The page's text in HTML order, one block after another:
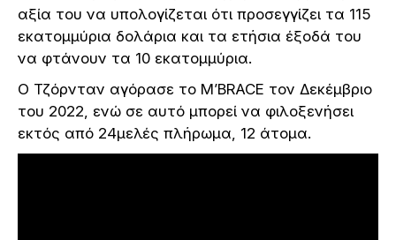
αξία του να υπολογίζεται ότι προσεγγίζει τα 115
εκατομμύρια δολάρια και τα ετήσια έξοδά του
να φτάνουν τα 10 εκατομμύρια.
Ο Τζόρνταν αγόρασε το M’BRACE τον Δεκέμβριο
του 2022, ενώ σε αυτό μπορεί να φιλοξενήσει
εκτός από 24μελές πλήρωμα, 12 άτομα.